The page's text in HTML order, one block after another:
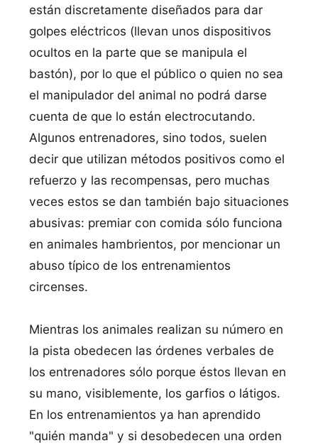
están discretamente diseñados para dar
golpes eléctricos (llevan unos dispositivos
ocultos en la parte que se manipula el
bastón), por lo que el público o quien no sea
el manipulador del animal no podrá darse
cuenta de que lo están electrocutando.
Algunos entrenadores, sino todos, suelen
decir que utilizan métodos positivos como el
refuerzo y las recompensas, pero muchas
veces estos se dan también bajo situaciones
abusivas: premiar con comida sólo funciona
en animales hambrientos, por mencionar un
abuso típico de los entrenamientos
circenses.
Mientras los animales realizan su número en
la pista obedecen las órdenes verbales de
los entrenadores sólo porque éstos llevan en
su mano, visiblemente, los garfios o látigos.
En los entrenamientos ya han aprendido
"quién manda" y si desobedecen una orden